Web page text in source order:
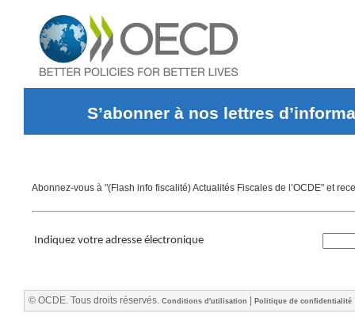
S’abonner à nos lettres
Abonnez-vous à "(Flash info fiscalité) Actualités Fiscales de l’OCDE" et
Indiquez votre adresse électronique
© OCDE. Tous droits réservés. Conditions d'utilisation Politique de confidentialité